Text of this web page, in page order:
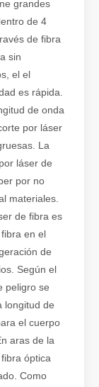
clave en la
grandes
de 4
de fibra
sin
el el
es rápida.
de onda
por láser
La
láser de
por no
materiales.
de fibra es
en el
de
Según el
peligro se
longitud de
el cuerpo
aras de la
óptica
Como